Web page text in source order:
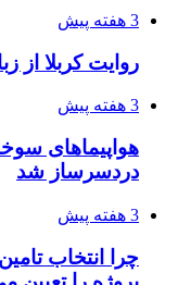
از کجا تجهیزات
انتخاب بهترین
4 هفته پیش
روسیه
افزایش ۳ تا ۴ درجه‌ای دما در ایلام تا اواخر هفته
4 هفته پیش